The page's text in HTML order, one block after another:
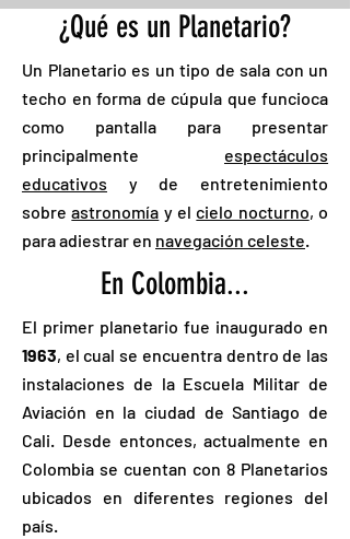
¿Qué es un Planetario?
Un Planetario es un tipo de sala con un
techo en forma de cúpula que funcioca
como pantalla para presentar
principalmente espectáculos
educativos y de entretenimiento
sobreastronomía y elcielo nocturno, o
para adiestrar en navegación celeste.
En Colombia...
El primer planetario fue inaugurado en
1963, el cual se encuentra dentro de las
instalaciones de la Escuela Militar de
Aviación en la ciudad de Santiago de
Cali. Desde entonces, actualmente en
Colombia se cuentan con 8 Planetarios
ubicados en diferentes regiones del
país.